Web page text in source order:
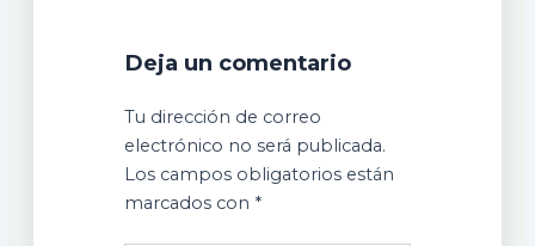
Deja un comentario
Tu dirección de correo
electrónico no será publicada.
Los campos obligatorios están
marcados con *